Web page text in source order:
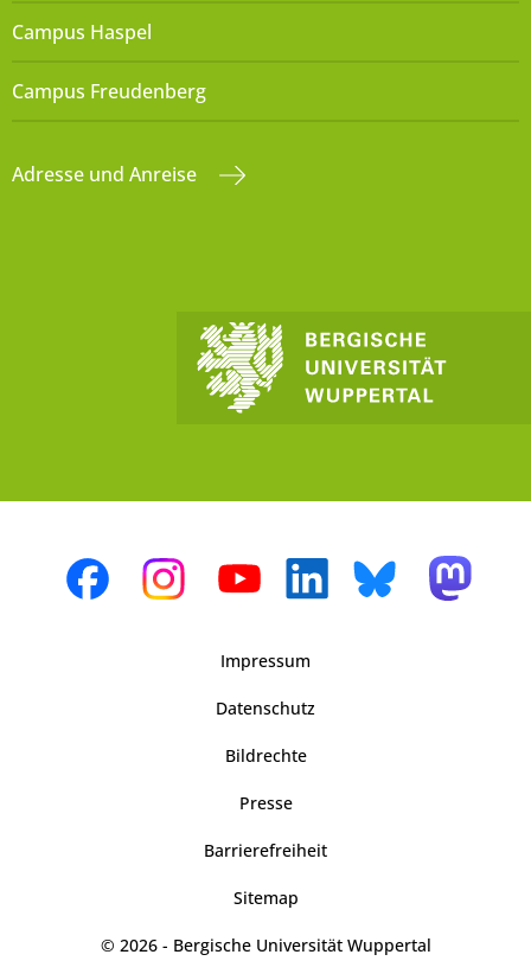
Campus Haspel
Campus Freudenberg
Adresse und Anreise
Impressum
Datenschutz
Bildrechte
Presse
Barrierefreiheit
Sitemap
© 2026 - Bergische Universität Wuppertal